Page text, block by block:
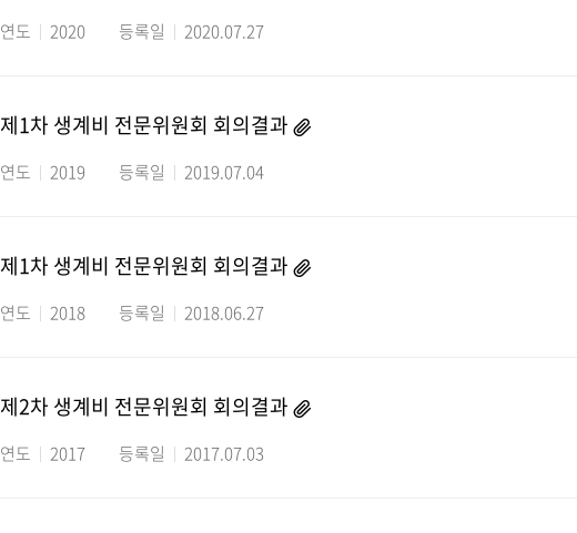
연도 2020 등록일 2020.07.27
제1차 생계비 전문위원회 회의결과
연도 2019 등록일 2019.07.04
제1차 생계비 전문위원회 회의결과
연도 2018 등록일 2018.06.27
제2차 생계비 전문위원회 회의결과
연도 2017 등록일 2017.07.03